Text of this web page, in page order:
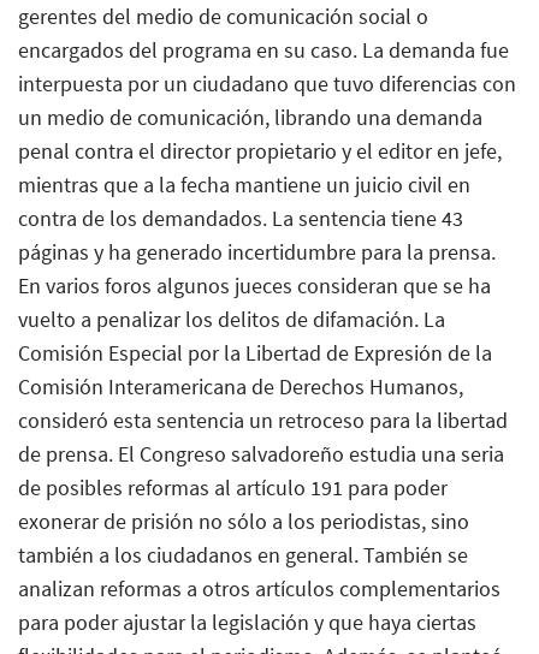
gerentes del medio de comunicación social o
encargados del programa en su caso. La demanda fue
interpuesta por un ciudadano que tuvo diferencias con
un medio de comunicación, librando una demanda
penal contra el director propietario y el editor en jefe,
mientras que a la fecha mantiene un juicio civil en
contra de los demandados. La sentencia tiene 43
páginas y ha generado incertidumbre para la prensa.
En varios foros algunos jueces consideran que se ha
vuelto a penalizar los delitos de difamación. La
Comisión Especial por la Libertad de Expresión de la
Comisión Interamericana de Derechos Humanos,
consideró esta sentencia un retroceso para la libertad
de prensa. El Congreso salvadoreño estudia una seria
de posibles reformas al artículo 191 para poder
exonerar de prisión no sólo a los periodistas, sino
también a los ciudadanos en general. También se
analizan reformas a otros artículos complementarios
para poder ajustar la legislación y que haya ciertas